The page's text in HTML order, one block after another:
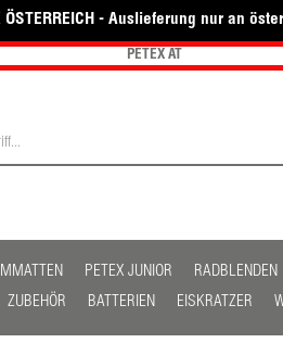
ÖSTERREICH - Auslieferung nur an
PETEX AT
PETEX JUNIOR RADBLENDEN
ZUBEHÖR BATTERIEN EISKRATZER